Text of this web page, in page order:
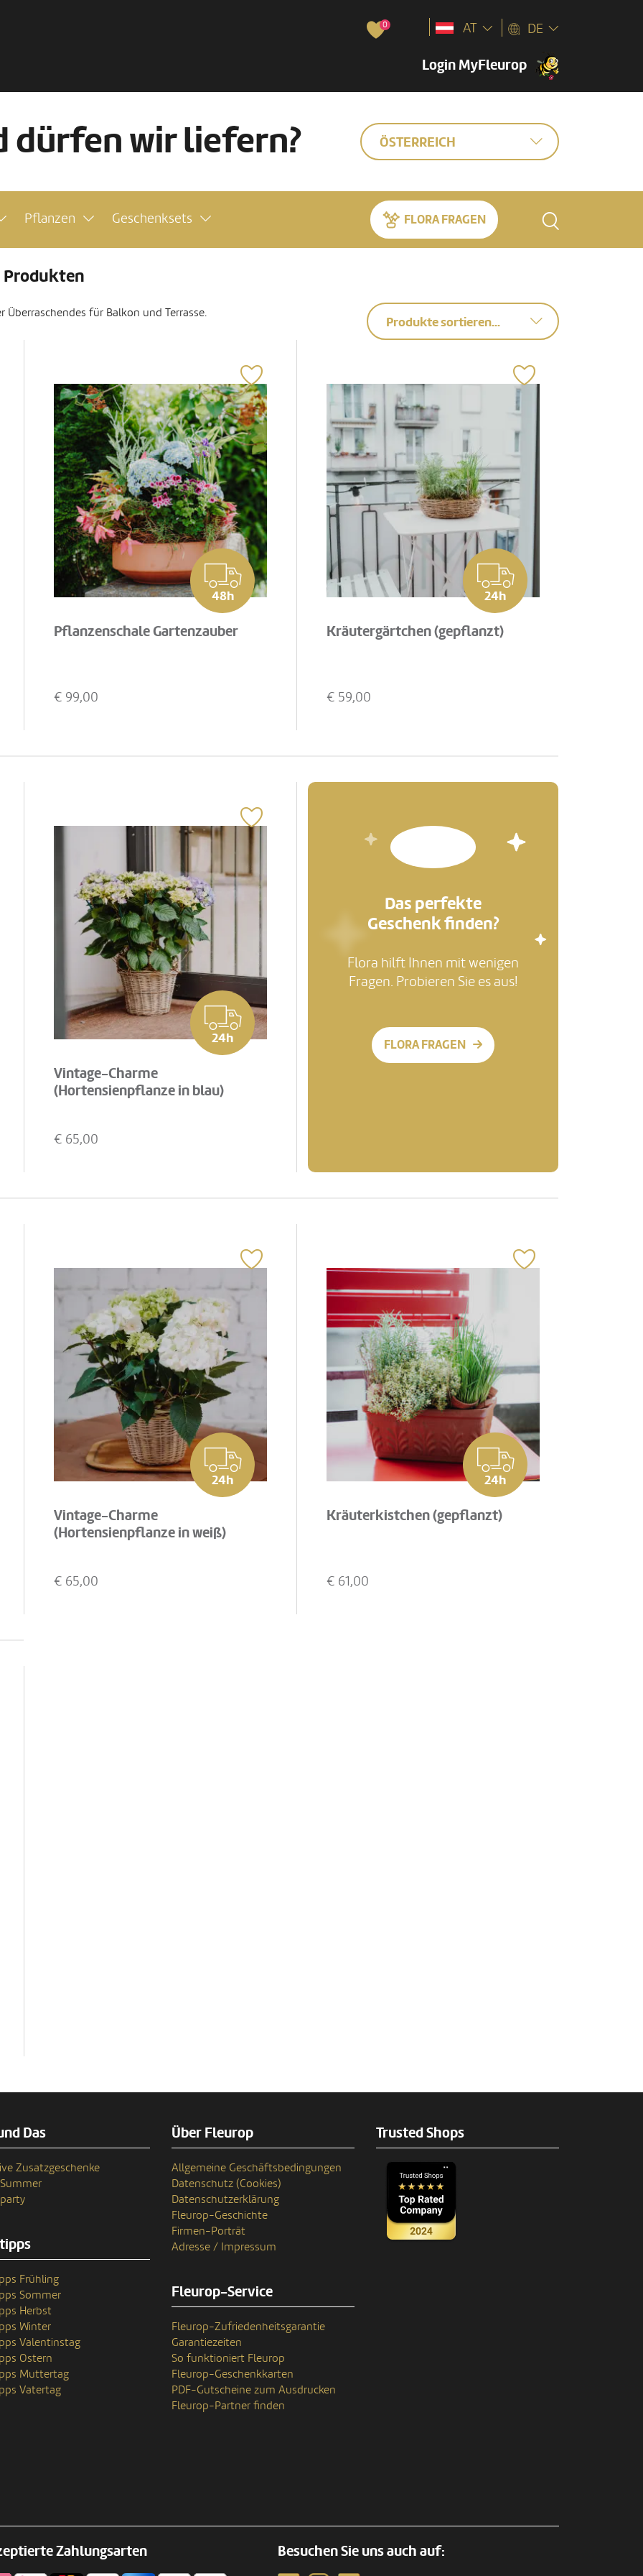
0
Login MyFleurop
AT DE
dürfen wir liefern? ÖSTERREICH
Pflanzen Geschenksets FLORA FRAGEN
Produkten
Überraschendes für Balkon und Terrasse.
Produkte sortieren...
48h
Pflanzenschale Gartenzauber
€ 99,00
24h
Kräutergärtchen (gepflanzt)
€ 59,00
24h
Vintage-Charme
(Hortensienpflanze in blau)
€ 65,00
Das perfekte
Geschenk finden?
Flora hilft Ihnen mit wenigen
Fragen. Probieren Sie es aus!
FLORA FRAGEN
24h
Vintage-Charme
(Hortensienpflanze in weiß)
€ 65,00
24h
Kräuterkistchen (gepflanzt)
€ 61,00
Das
Zusatzgeschenke
Frühling
Sommer
Herbst
Winter
Valentinstag
Ostern
Muttertag
Vatertag
Über Fleurop
Allgemeine Geschäftsbedingungen
Datenschutz (Cookies)
Datenschutzerklärung
Fleurop-Geschichte
Firmen-Porträt
Adresse / Impressum
Fleurop-Service
Fleurop-Zufriedenheitsgarantie
Garantiezeiten
So funktioniert Fleurop
Fleurop-Geschenkkarten
PDF-Gutscheine zum Ausdrucken
Fleurop-Partner finden
Trusted Shops
Zahlungsarten Besuchen Sie uns auch auf: